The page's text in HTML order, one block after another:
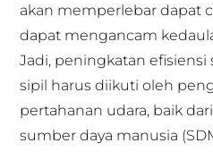
akan memperlebar dapat
dapat mengancam
Jadi, peningkatan
sipil harus diikuti oleh
pertahanan udara, baik
sumber daya manusia